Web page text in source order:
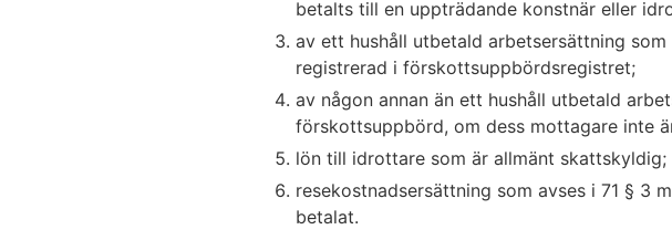
betalts till en uppträdande konstnär eller
av ett hushåll utbetald arbetsersättning
registrerad i förskottsuppbördsregistret;
av någon annan än ett hushåll utbetald
förskottsuppbörd, om dess mottagare inte
lön till idrottare som är allmänt skattskyldig;
resekostnadsersättning som avses i 71 § 3
betalat.